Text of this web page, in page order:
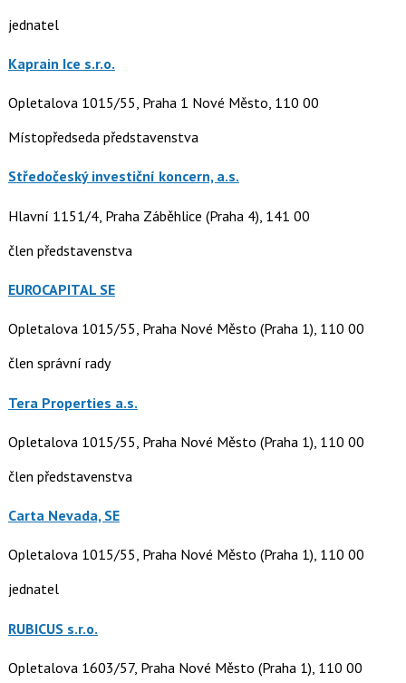
jednatel
Kaprain Ice s.r.o.
Opletalova 1015/55, Praha 1 Nové Město, 110 00
Místopředseda představenstva
Středočeský investiční koncern, a.s.
Hlavní 1151/4, Praha Záběhlice (Praha 4), 141 00
člen představenstva
EUROCAPITAL SE
Opletalova 1015/55, Praha Nové Město (Praha 1), 110 00
člen správní rady
Tera Properties a.s.
Opletalova 1015/55, Praha Nové Město (Praha 1), 110 00
člen představenstva
Carta Nevada, SE
Opletalova 1015/55, Praha Nové Město (Praha 1), 110 00
jednatel
RUBICUS s.r.o.
Opletalova 1603/57, Praha Nové Město (Praha 1), 110 00